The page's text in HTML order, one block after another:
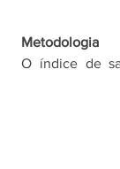
Metodologia
O índice de